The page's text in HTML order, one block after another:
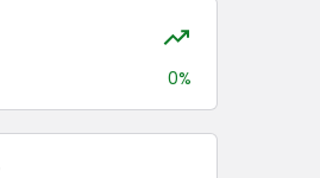
0%